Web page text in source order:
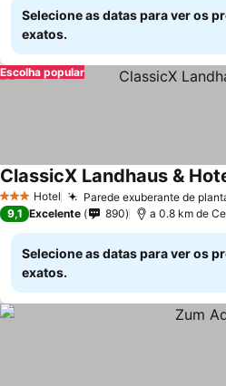
Selecione as datas para ver os
exatos.
Escolha popular
3 EstrelasHotel Parede exuberante de
ClassicX Landhaus &
9,1 Excelente 890 a 0.8 km de
Selecione as datas para ver os
exatos.